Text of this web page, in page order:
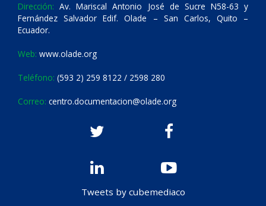
Dirección: Av. Mariscal Antonio José de Sucre N58-63 y
Fernández Salvador Edif. Olade – San Carlos, Quito –
Ecuador.
Web: www.olade.org
Teléfono: (593 2) 259 8122 / 2598 280
Correo: centro.documentacion@olade.org
Tweets by cubemediaco